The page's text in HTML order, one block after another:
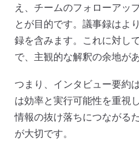
え、チームのフォローアッ
とが目的です。議事録はよ
録を含みます。これに対し
で、主観的な解釈の余地が
つまり、インタビュー要約
は効率と実行可能性を重視
情報の抜け落ちにつながる
が大切です。